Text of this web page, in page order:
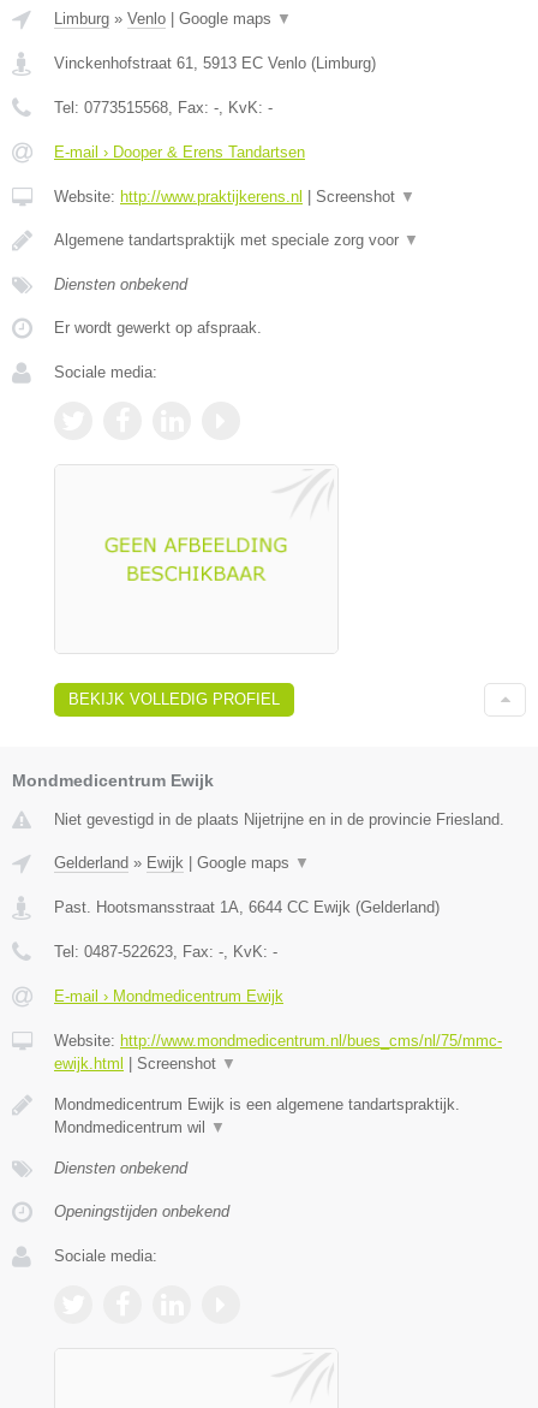
Limburg » Venlo Google maps ▼
Vinckenhofstraat 61 5913 EC Venlo ( Limburg)
Tel: 0773515568 , Fax: - , KvK: -
E-mail › Dooper & Erens Tandartsen
Website: http://www.praktijkerens.nl Screenshot ▼
Algemene tandartspraktijk met speciale zorg voor ▼
Diensten onbekend
Er wordt gewerkt op afspraak.
Sociale media:
BEKIJK VOLLEDIG PROFIEL
Mondmedicentrum Ewijk
Niet gevestigd in de plaats Nijetrijne en in de provincie Friesland.
Gelderland » Ewijk Google maps ▼
Past. Hootsmansstraat 1A, 6644 CC Ewijk (Gelderland)
Tel: 0487-522623, Fax: -, KvK: -
E-mail › Mondmedicentrum Ewijk
Website: http://www.mondmedicentrum.nl/bues_cms/nl/75/mmc-
ewijk.html
Screenshot ▼
Mondmedicentrum Ewijk is een algemene tandartspraktijk.
Mondmedicentrum wil
▼
Diensten onbekend
Openingstijden onbekend
Sociale media: